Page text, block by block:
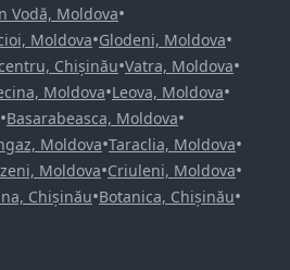
Vodă, Moldova•
Moldova•Glodeni, Moldova•
Chișinău•Vatra, Moldova•
Moldova•Leova, Moldova•
•Basarabeasca, Moldova•
Moldova•Taraclia, Moldova•
Moldova•Criuleni, Moldova•
Chișinău•Botanica, Chișinău•